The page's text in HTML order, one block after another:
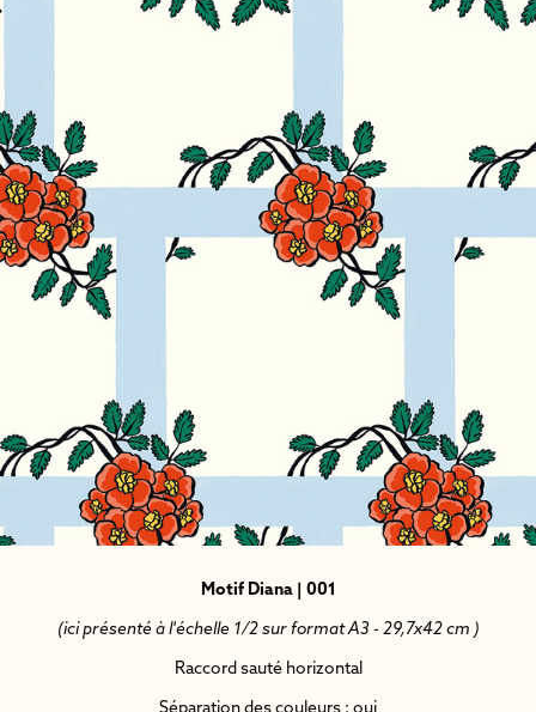
Motif Diana | 001
(ici présenté à l'échelle 1/2 sur format A3 - 29,7x42 cm )
Raccord sauté horizontal
Séparation des couleurs : oui